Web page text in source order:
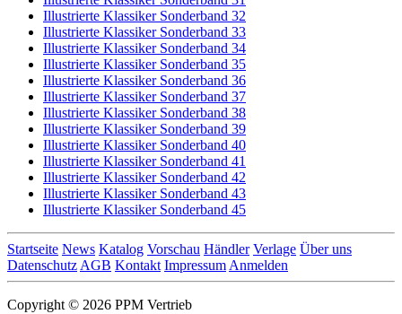
Illustrierte Klassiker Sonderband 32
Illustrierte Klassiker Sonderband 33
Illustrierte Klassiker Sonderband 34
Illustrierte Klassiker Sonderband 35
Illustrierte Klassiker Sonderband 36
Illustrierte Klassiker Sonderband 37
Illustrierte Klassiker Sonderband 38
Illustrierte Klassiker Sonderband 39
Illustrierte Klassiker Sonderband 40
Illustrierte Klassiker Sonderband 41
Illustrierte Klassiker Sonderband 42
Illustrierte Klassiker Sonderband 43
Illustrierte Klassiker Sonderband 45
Startseite News Katalog Vorschau Händler Verlage Über uns
Datenschutz AGB Kontakt Impressum Anmelden
Copyright © 2026 PPM Vertrieb